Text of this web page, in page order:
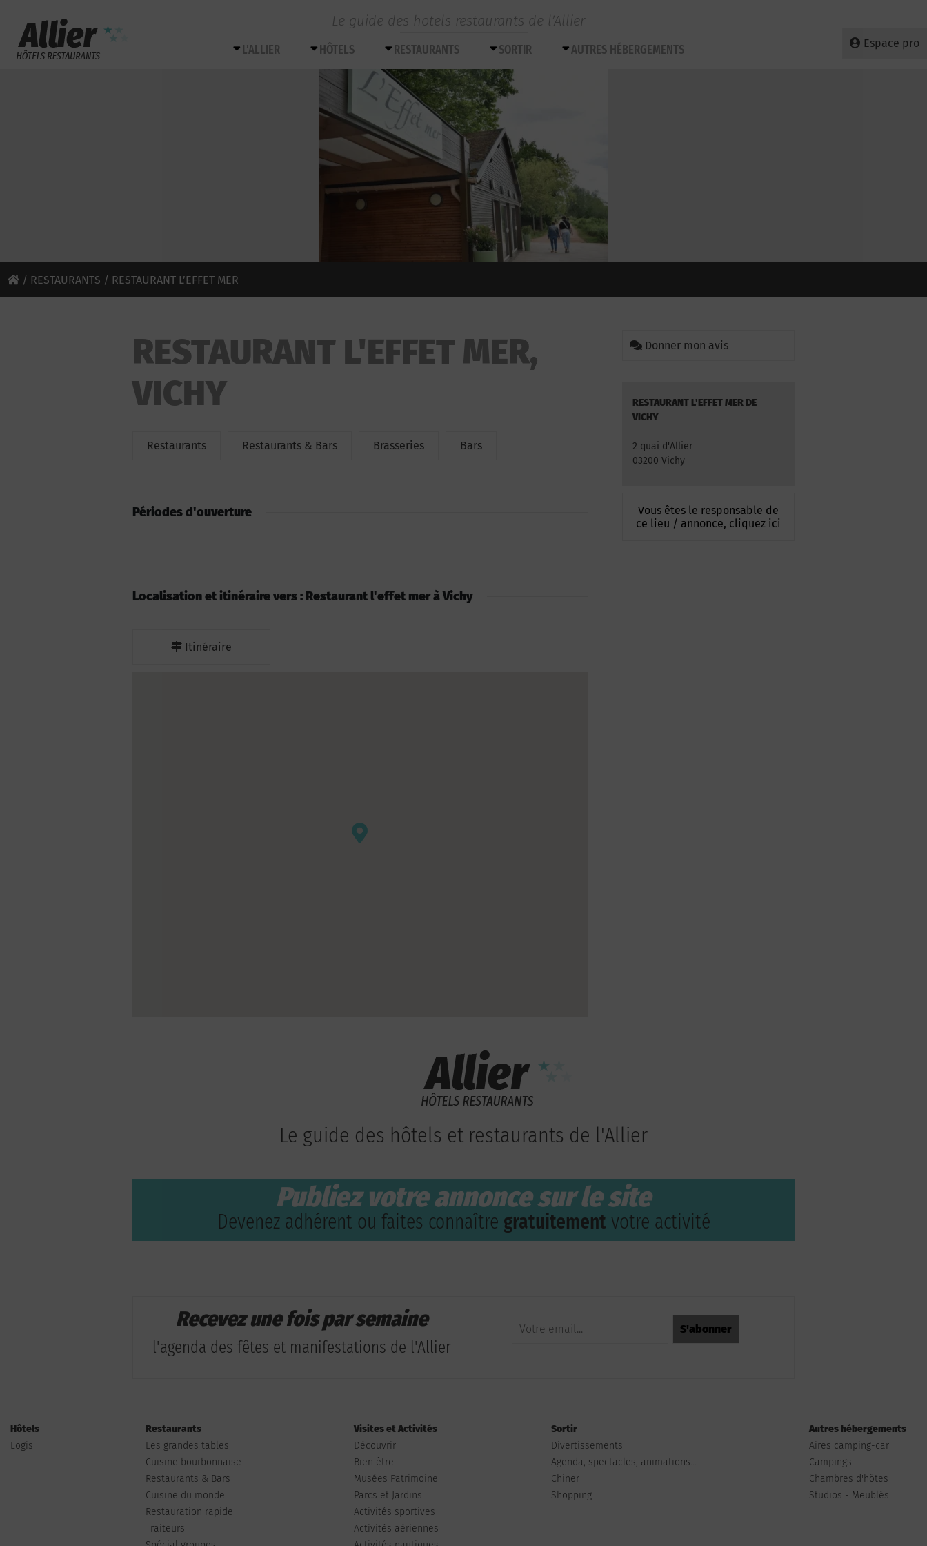
Le guide des hotels restaurants de l’Allier
Espace pro
L’ALLIER HÔTELS RESTAURANTS SORTIR AUTRES HÉBERGEMENTS
/ RESTAURANTS / RESTAURANT L’EFFET MER
RESTAURANT L'EFFET MER,
VICHY
Restaurants Restaurants & Bars Brasseries Bars
Donner mon avis
RESTAURANT L'EFFET MER DE
VICHY
2 quai d'Allier
03200 Vichy
Vous êtes le responsable de
ce lieu / annonce, cliquez ici
Périodes d'ouverture
Localisation et itinéraire vers : Restaurant l'effet mer à Vichy
Itinéraire
Le guide des hôtels et restaurants de l'Allier
Publiez votre annonce sur le site
Devenez adhérent ou faites connaître gratuitement votre activité
Recevez une fois par semaine
l'agenda des fêtes et manifestations de l'Allier
Hôtels
Logis
Restaurants
Les grandes tables
Cuisine bourbonnaise
Restaurants & Bars
Cuisine du monde
Restauration rapide
Traiteurs
Visites et Activités
Découvrir
Bien être
Musées Patrimoine
Parcs et Jardins
Activités sportives
Activités aériennes
Sortir
Divertissements
Agenda, spectacles, animations...
Chiner
Shopping
Autres hébergements
Aires camping-car
Campings
Chambres d'hôtes
Studios - Meublés